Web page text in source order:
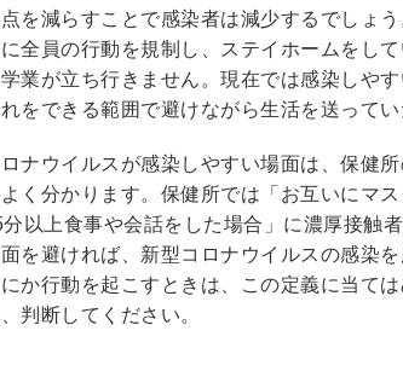
を減らすことで感染者は減少するでしょ
全員の行動を規制し、ステイホームをし
業が立ち行きません。現在では感染しや
をできる範囲で避けながら生活を送ってい
ナウイルスが感染しやすい場面は、保健
く分かります。保健所では「お互いにマ
以上食事や会話をした場合」に濃厚接触
を避ければ、新型コロナウイルスの感染
か行動を起こすときは、この定義に当て
判断してください。